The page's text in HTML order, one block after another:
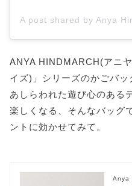
ANYA HINDMARCH(アニ
イズ)」シリーズのかごバ
あしらわれた遊び心のある
楽しくなる、そんなバッグ
ントに効かせてみて。
Anya